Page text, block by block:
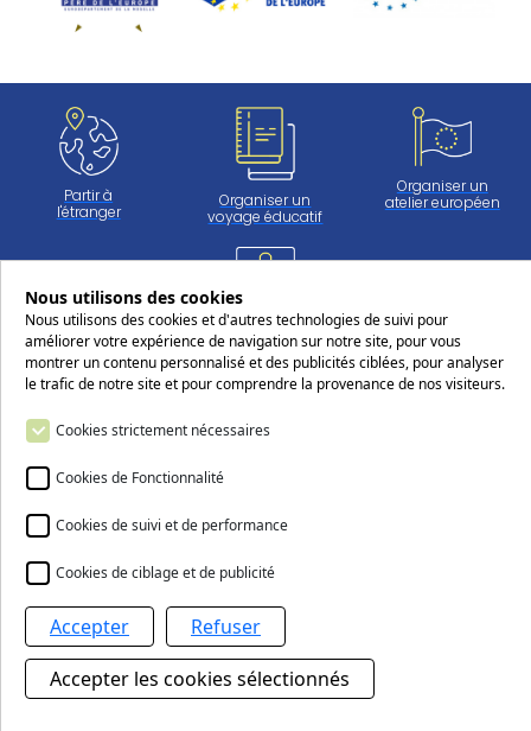
Partir à
l'étranger
Organiser un
voyage éducatif
Organiser un
atelier européen
Travailler
au CERS
Suivez-nous sur les réseaux sociaux
Nous contacter
Le Centre européen Robert Schuman
Nous utilisons des cookies
Nous utilisons des cookies et d'autres technologies de suivi pour
améliorer votre expérience de navigation sur notre site, pour vous
montrer un contenu personnalisé et des publicités ciblées, pour analyser
le trafic de notre site et pour comprendre la provenance de nos visiteurs.
Cookies strictement nécessaires
Cookies de Fonctionnalité
Cookies de suivi et de performance
Cookies de ciblage et de publicité
Accepter Refuser